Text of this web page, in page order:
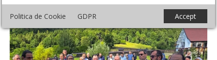
Politica de Cookie GDPR Accept